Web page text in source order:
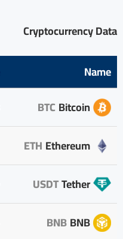
Cryptocurrency Data
Name
Bitcoin
BTC
Ethereum
ETH
Tether
USDT
BNB
BNB